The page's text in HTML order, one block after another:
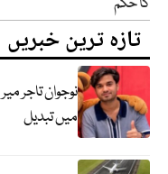
تازہ ترین خبریں
نوجوان تاجر
میں تبدیل